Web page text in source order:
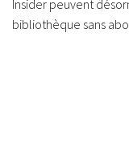
Insider peuvent
bibliothèque sans